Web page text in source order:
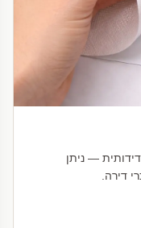
— ניתן
דירה.